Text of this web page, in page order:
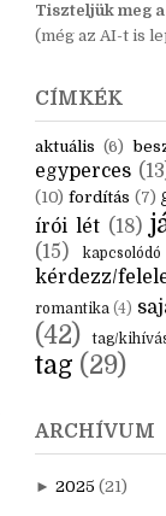
Tiszteljük meg
(még az AI-t is
CÍMKÉK
aktuális (6)
egyperces
(10) fordítás (7)
írói lét (18)
(15)
kérdezz/
romantika (4)
(42)
tag/
tag (29)
ARCHÍVUM
► 2025 (21)